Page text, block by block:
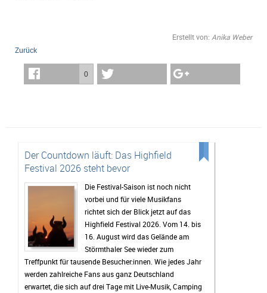
Erstellt von: Anika Weber
Zurück
0
Der Countdown läuft: Das Highfield
Festival 2026 steht bevor
Die Festival-Saison ist noch nicht
vorbei und für viele Musikfans
richtet sich der Blick jetzt auf das
Highfield Festival 2026. Vom 14. bis
16. August wird das Gelände am
Störmthaler See wieder zum
Treffpunkt für tausende Besucher:innen. Wie jedes Jahr
werden zahlreiche Fans aus ganz Deutschland
erwartet, die sich auf drei Tage mit Live-Musik, Camping